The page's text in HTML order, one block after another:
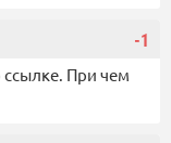
-1
ссылке. При чем